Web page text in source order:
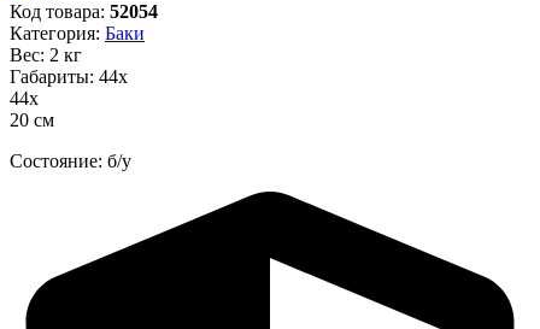
Код товара: 52054
Категория: Баки
Вес: 2 кг
Габариты: 44х
44х
20 см
Состояние: б/у